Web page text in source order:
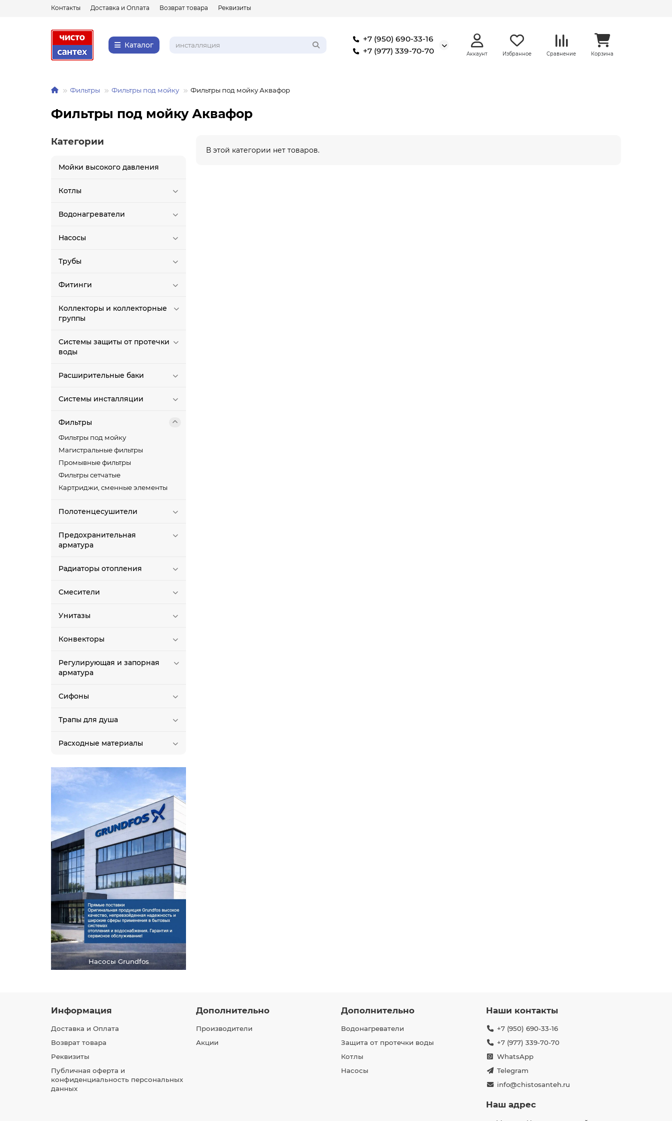
Контакты Доставка и Оплата Возврат товара Реквизиты
Каталог
+7 (950) 690-33-16
+7 (977) 339-70-70
Аккаунт Избранное Сравнение Корзина
Фильтры Фильтры под мойку Фильтры под мойку Аквафор
Фильтры под мойку Аквафор
Категории
Мойки высокого давления
Котлы
Водонагреватели
Насосы
Трубы
Фитинги
Коллекторы и коллекторные
группы
Системы защиты от протечки
воды
Расширительные баки
Системы инсталляции
Фильтры
Фильтры под мойку
Магистральные фильтры
Промывные фильтры
Фильтры сетчатые
Картриджи, сменные элементы
Полотенцесушители
Предохранительная
арматура
Радиаторы отопления
Смесители
Унитазы
Конвекторы
Регулирующая и запорная
арматура
Сифоны
Трапы для душа
Расходные материалы
Насосы Grundfos
В этой категории нет товаров.
Информация
Доставка и Оплата
Возврат товара
Реквизиты
Публичная оферта и
конфиденциальность персональных
данных
Дополнительно
Производители
Акции
Дополнительно
Водонагреватели
Защита от протечки воды
Котлы
Насосы
Наши контакты
+7 (950) 690-33-16
+7 (977) 339-70-70
WhatsApp
Telegram
info@chistosanteh.ru
Наш адрес